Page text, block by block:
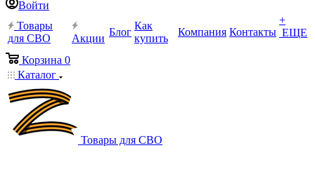
Войти
Товары
для СВО
Акции
Блог
Как
купить
Компания Контакты
+
ЕЩЕ
Корзина 0
Каталог
Товары для СВО